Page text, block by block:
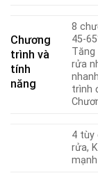
Chương
trình và
tính
năng
8
45-
Tăng
rửa
trình
4 tùy
rửa,
mạnh